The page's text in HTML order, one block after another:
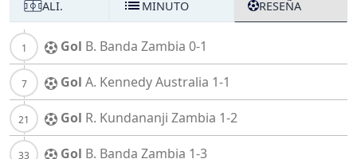
ALI. MINUTO RESEÑA
Gol B. Banda Zambia 0-1
Gol A. KennedyAustralia 1-1
Gol R. Kundananji Zambia 1-2
Gol B. Banda Zambia 1-3